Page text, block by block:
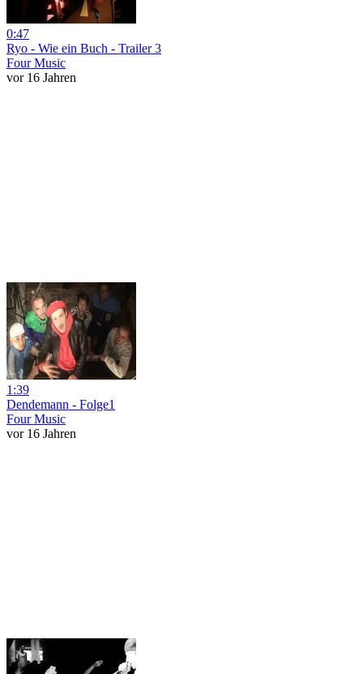
0:47
Ryo - Wie ein Buch - Trailer 3
Four Music
vor 16 Jahren
1:39
Dendemann - Folge1
Four Music
vor 16 Jahren